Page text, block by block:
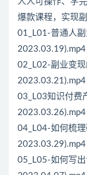
爆款课程，实现
01_L01-普通人
2023.03.19).mp4
02_L02-副业变
2023.03.21).mp4
03_L03知识付费
2023.03.26).mp4
04_L04-如何梳
2023.03.29).mp4
05_L05-如何写